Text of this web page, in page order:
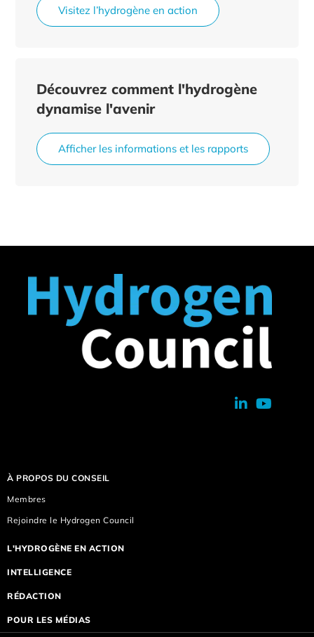
Visitez l’hydrogène en action
Découvrez comment l'hydrogène
dynamise l'avenir
Afficher les informations et les rapports
À PROPOS DU CONSEIL
Membres
Rejoindre le Hydrogen Council
L'HYDROGÈNE EN ACTION
INTELLIGENCE
RÉDACTION
POUR LES MÉDIAS